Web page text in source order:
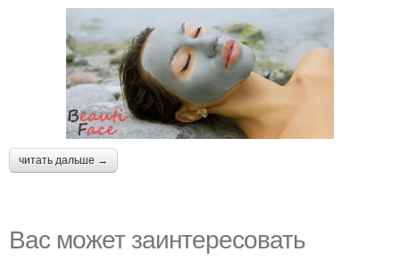
читать дальше →
Вас может заинтересовать